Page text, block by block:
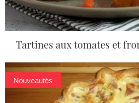
Tartines aux tomates et
Nouveautés